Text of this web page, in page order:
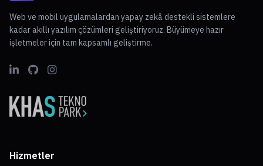
Web ve mobil uygulamalardan yapay zekâ destekli sistemlere
kadar akıllı yazılım çözümleri geliştiriyoruz. Büyümeye hazır
işletmeler için tam kapsamlı geliştirme.
Hizmetler